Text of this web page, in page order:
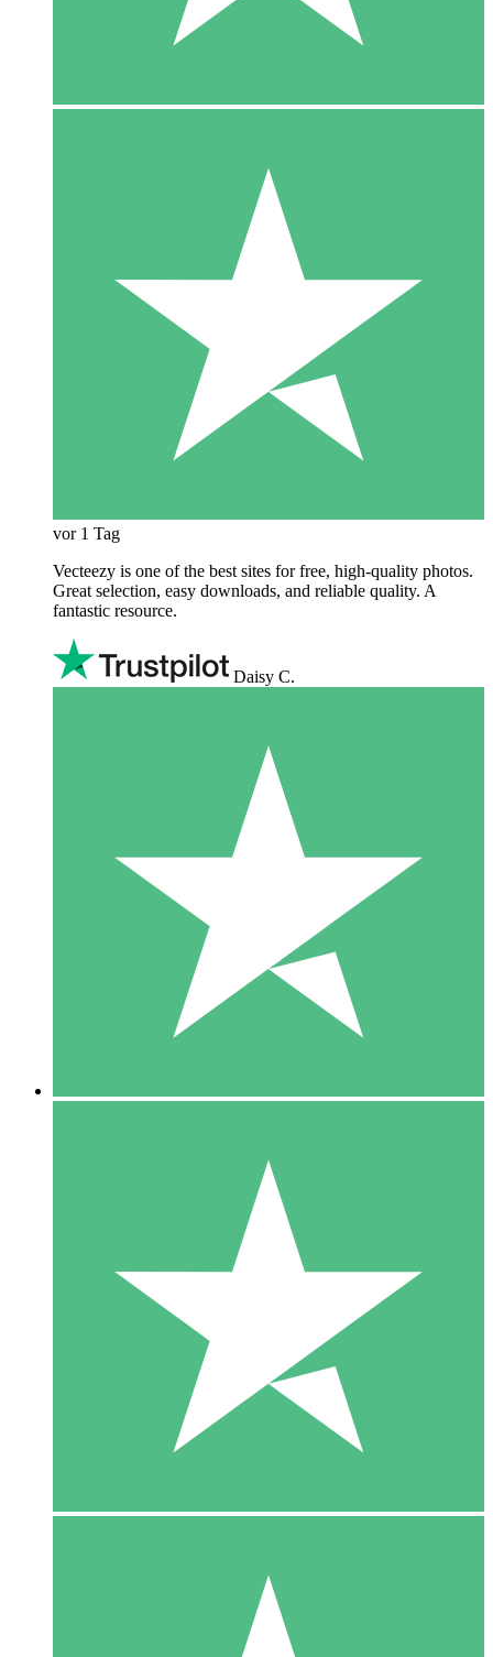
vor 1 Tag
Vecteezy is one of the best sites for free, high‑quality photos.
Great selection, easy downloads, and reliable quality. A
fantastic resource.
Daisy C.